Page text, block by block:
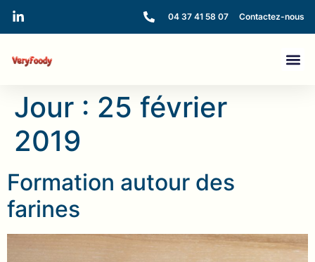
04 37 41 58 07 Contactez-nous
Jour : 25 février
2019
Formation autour des
farines